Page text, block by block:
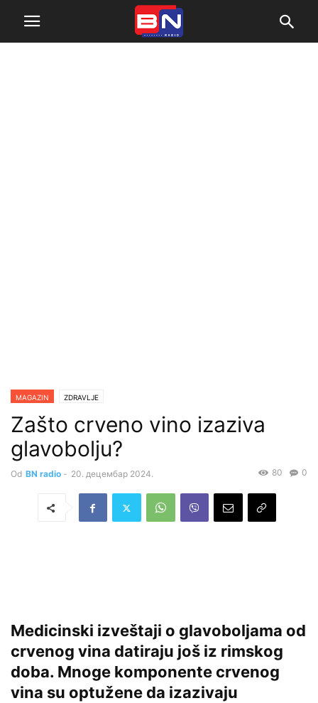
MAGAZIN ZDRAVLJE
Zašto crveno vino izaziva
glavobolju?
Od BN radio - 20. децембар 2024. 0
80
Medicinski izveštaji o glavoboljama od
crvenog vina datiraju još iz rimskog
doba. Mnoge komponente crvenog
vina su optužene da izazivaju